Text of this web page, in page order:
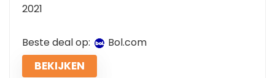
2021
Beste deal op: bol.com
BEKIJKEN